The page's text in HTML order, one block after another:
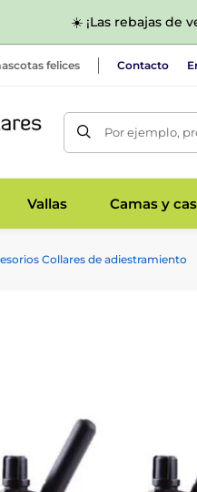
☀️ ¡Las rebajas de
felices Contacto
Por ejemplo,
Vallas Camas y
Collares de adiestramiento